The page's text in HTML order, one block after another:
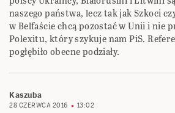
naszego państwa, lecz tak jak Szkoci
w Belfaście chcą pozostać w Unii i nie
Polexitu, który szykuje nam PiS.
pogłębiło obecne podziały.
Kaszuba
28 CZERWCA 2016 13:02